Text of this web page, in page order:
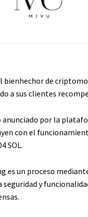
bienhechor de
a sus clientes
anunciado por la
con el
SOL.
es un proceso
seguridad y